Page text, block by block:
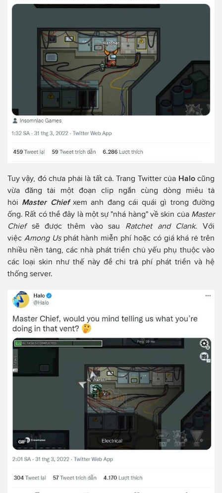
Tuy vậy, đó chưa phải là tất cả. Trang Twitter của Halocũng
vừa đăng tải một đoạn clip ngắn cùng dòng miêu tả
hỏi Master Chiefxem anh đang cái quái gì trong đường
ống. Rất có thể đây là một sự "nhá hàng" về skin của Master
Chief sẽ được thêm vào sau Ratchet and Clank. Với
việc Among Us phát hành miễn phí hoặc có giá khá rẻ trên
nhiều nền tảng, các nhà phát triển chủ yếu phụ thuộc vào
các loại skin như thế này để chi trả phí phát triển và hệ
thống server.